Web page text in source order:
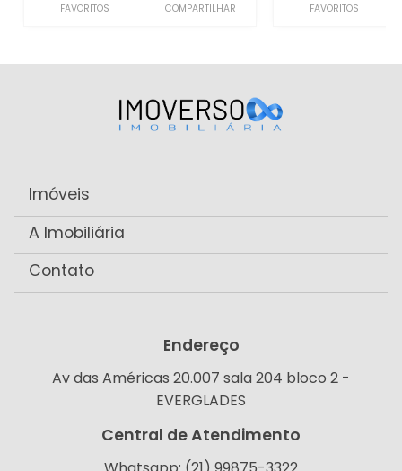
FAVORITOS COMPARTILHAR FAVORITOS
Imóveis
A Imobiliária
Contato
Endereço
Av das Américas 20.007 sala 204 bloco 2 -
EVERGLADES
Central de Atendimento